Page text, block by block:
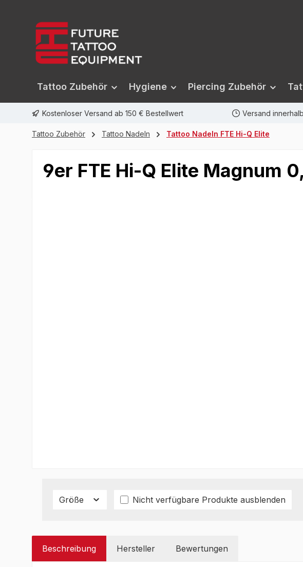
Tattoo Zubehör Hygiene Piercing Zubehör
Kostenloser Versand ab 150 € Bestellwert Versand
Tattoo Zubehör Tattoo Nadeln Tattoo Nadeln FTE Hi-Q Elite
9er FTE Hi-Q Elite Magnum
Größe Nicht verfügbare Produkte ausblenden
Beschreibung Hersteller Bewertungen